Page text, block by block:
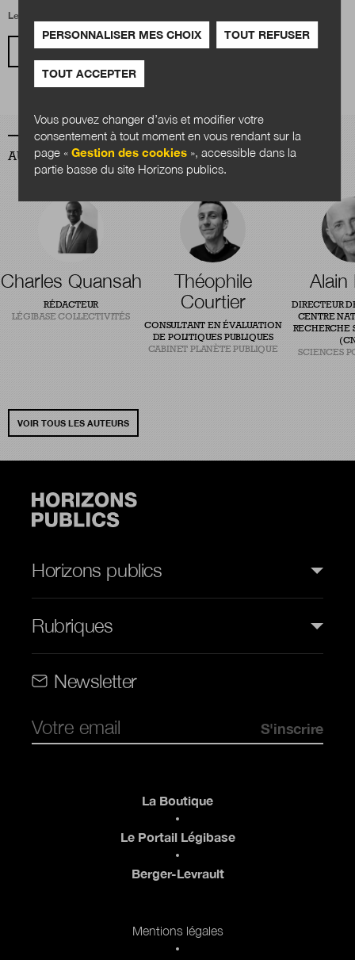
Le 24 août 2018
VOIR TOUS LES ARTICLES
AUTEURS
VOIR TOUS LES AUTEURS
Charles Quansah
RÉDACTEUR
LÉGIBASE COLLECTIVITÉS
Théophile
Courtier
CONSULTANT EN ÉVALUATION
DE POLITIQUES PUBLIQUES
CABINET PLANÈTE PUBLIQUE
Alain
DIRECTEUR
CENTRE
RECHERCHE
SCIENCES
Horizons publics
Rubriques
Newsletter
La Boutique
Le Portail Légibase
Berger-Levrault
Mentions légales
PERSONNALISER MES CHOIX TOUT REFUSER
TOUT ACCEPTER
Vous pouvez changer d’avis et modifier votre
consentement à tout moment en vous rendant sur la
page « Gestion des cookies», accessible dans la
partie basse du site Horizons publics.